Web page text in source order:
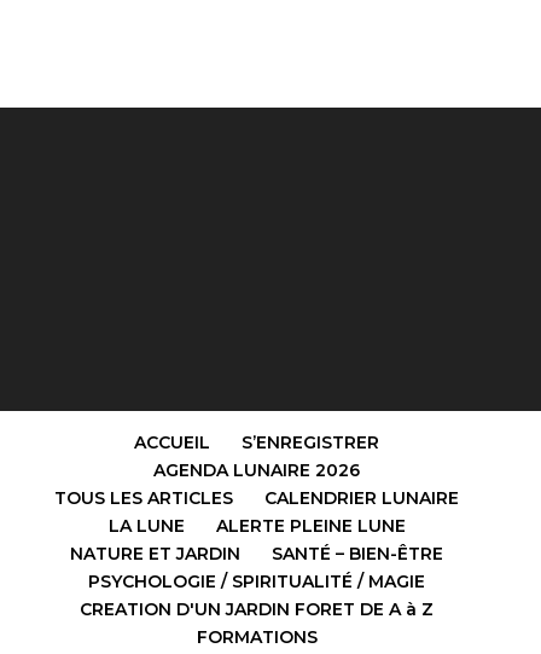
ACCUEIL
S’ENREGISTRER
AGENDA LUNAIRE 2026
TOUS LES ARTICLES
CALENDRIER LUNAIRE
LA LUNE
ALERTE PLEINE LUNE
NATURE ET JARDIN
SANTÉ – BIEN-ÊTRE
PSYCHOLOGIE / SPIRITUALITÉ / MAGIE
CREATION D'UN JARDIN FORET DE A à Z
FORMATIONS